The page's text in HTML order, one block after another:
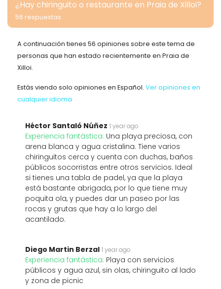
¿Hay chiringuito o restaurante en Praia de Xilloi?
56 respuestas
A continuación tienes 56 opiniones sobre este tema de
personas que han estado recientemente en Praia de
Xilloi.
Estás viendo solo opiniones en Español. Ver opiniones en
cualquier idioma
Héctor Santaló Núñez 1 year ago
Experiencia fantástica: Una playa preciosa, con
arena blanca y agua cristalina. Tiene varios
chiringuitos cerca y cuenta con duchas, baños
públicos socorristas entre otros servicios. Ideal
si tienes una tabla de padel, ya que la playa
está bastante abrigada, por lo que tiene muy
poquita ola, y puedes dar un paseo por las
rocas y grutas que hay a lo largo del
acantilado.
Diego Martin Berzal 1 year ago
Experiencia fantástica: Playa con servicios
públicos y agua azul, sin olas, chiringuito al lado
y zona de picnic